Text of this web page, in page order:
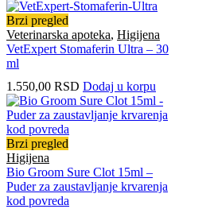
Brzi pregled
Veterinarska apoteka, Higijena
VetExpert Stomaferin Ultra – 30
ml
1.550,00 RSD Dodaj u korpu
Brzi pregled
Higijena
Bio Groom Sure Clot 15ml –
Puder za zaustavljanje krvarenja
kod povreda